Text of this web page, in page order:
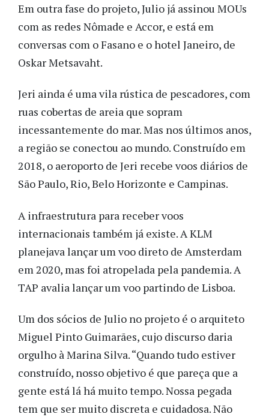
Em outra fase do projeto, Julio já assinou MOUs
com as redes Nômade e Accor, e está em
conversas com o Fasano e o hotel Janeiro, de
Oskar Metsavaht.
Jeri ainda é uma vila rústica de pescadores, com
ruas cobertas de areia que sopram
incessantemente do mar. Mas nos últimos anos,
a região se conectou ao mundo. Construído em
2018, o aeroporto de Jeri recebe voos diários de
São Paulo, Rio, Belo Horizonte e Campinas.
A infraestrutura para receber voos
internacionais também já existe. A KLM
planejava lançar um voo direto de Amsterdam
em 2020, mas foi atropelada pela pandemia. A
TAP avalia lançar um voo partindo de Lisboa.
Um dos sócios de Julio no projeto é o arquiteto
Miguel Pinto Guimarães, cujo discurso daria
orgulho à Marina Silva. “Quando tudo estiver
construído, nosso objetivo é que pareça que a
gente está lá há muito tempo. Nossa pegada
tem que ser muito discreta e cuidadosa. Não